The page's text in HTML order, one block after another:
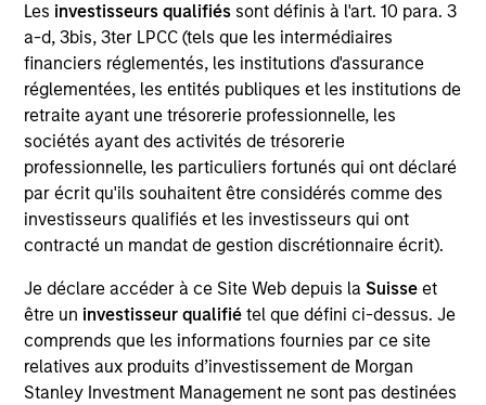
Les investisseurs qualifiés sont définis à l'art. 10 para. 3
a-d, 3bis, 3ter LPCC (tels que les intermédiaires
financiers réglementés, les institutions d'assurance
réglementées, les entités publiques et les institutions de
retraite ayant une trésorerie professionnelle, les
sociétés ayant des activités de trésorerie
professionnelle, les particuliers fortunés qui ont déclaré
par écrit qu'ils souhaitent être considérés comme des
investisseurs qualifiés et les investisseurs qui ont
contracté un mandat de gestion discrétionnaire écrit).
Je déclare accéder à ce Site Web depuis la Suisse et
être un investisseur qualifiétel que défini ci-dessus. Je
comprends que les informations fournies par ce site
relatives aux produits d’investissement de Morgan
Stanley Investment Management ne sont pas destinées
Invested on
Nov 2017
Transaction Type
Follow-On
Tiff’s Treats makes and delivers classic, baked-to-order
cookies and brownies straight from the oven to the home or
office, warm, in about an hour. Founded in 1999, what
started as two friends baking cookies at University of Texas
now grown to over 30 stores in Texas and Georgia, with
more than 700 employees, baking more than 80 million
cookies since its inception.
View Current Employment Opportunities